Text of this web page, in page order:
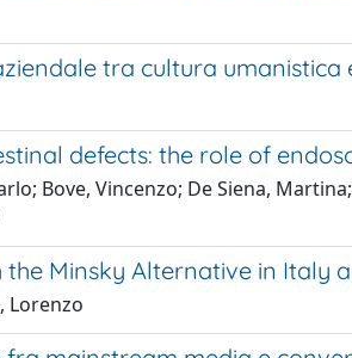
tra cultura umanistica
defects: the role of
Bove, Vincenzo; De Siena,
Minsky Alternative in Italy
Lorenzo